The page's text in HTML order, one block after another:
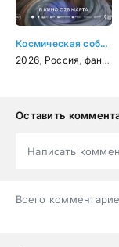
Космическая собака Лида
2026 Россия фантастика
Оставить
Написать
Всего